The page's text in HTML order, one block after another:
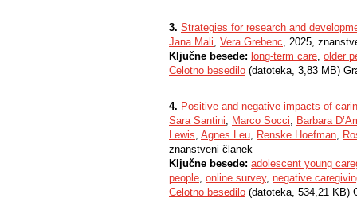
3. Strategies for research and
Jana Mali, Vera Grebenc, 2025,
Ključne besede: long-term care, older
Celotno besedilo (datoteka, 3,83 MB)
4. Positive and negative impacts of
Sara Santini, Marco Socci, Barbara
Lewis, Agnes Leu, Renske Hoefman,
znanstveni članek
Ključne besede: adolescent young
people, online survey, negative
Celotno besedilo (datoteka, 534,21 KB)